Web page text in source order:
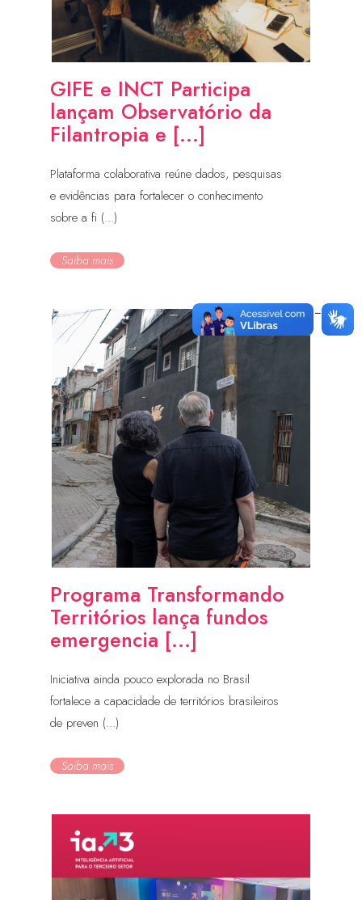
GIFE e INCT Participa
lançam Observatório da
Filantropia e [...]
Plataforma colaborativa reúne dados, pesquisas
e evidências para fortalecer o conhecimento
sobre a fi (...)
Saiba mais
Programa Transformando
Territórios lança fundos
emergencia [...]
Iniciativa ainda pouco explorada no Brasil
fortalece a capacidade de territórios brasileiros
de preven (...)
Saiba mais